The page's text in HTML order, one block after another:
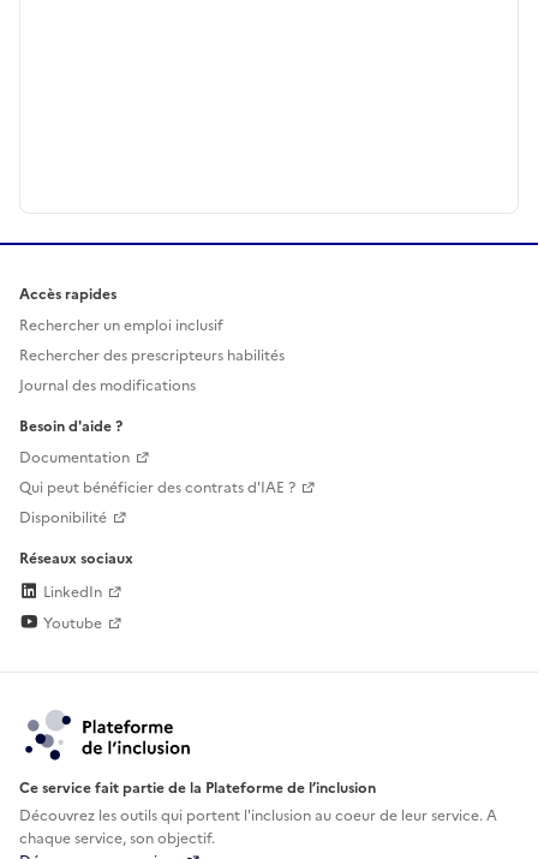
Accès rapides
Rechercher un emploi inclusif
Rechercher des prescripteurs habilités
Journal des modifications
Besoin d'aide ?
Documentation
Qui peut bénéficier des contrats d'IAE ?
Disponibilité
Réseaux sociaux
LinkedIn
Youtube
Ce service fait partie de la Plateforme de l’inclusion
Découvrez les outils qui portent l'inclusion aucoeur de leur service. A
chaque service, son objectif.